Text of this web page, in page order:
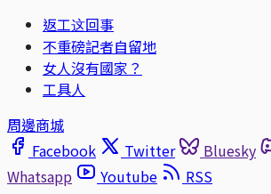
返工这回事
不重磅記者自留地
女人沒有國家？
工具人
周邊商城
Facebook
Twitter Bluesky
Whatsapp
Youtube RSS